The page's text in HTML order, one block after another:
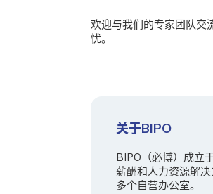
欢迎与我们的专家团队交
忧。
关于BIPO
BIPO（必博）成立
薪酬和人力资源解
多个自营办公室。